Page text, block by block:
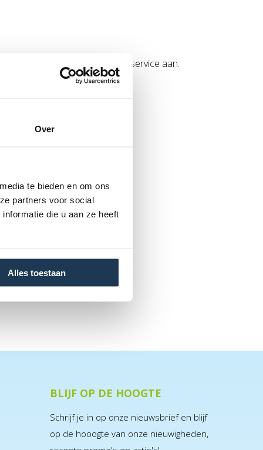
Over
te bieden en om ons
partners voor social
die u aan ze heeft
Alles toestaan
bieden we graag deze extra service aan.
BLIJF OP DE HOOGTE
Schrijf je in op onze nieuwsbrief en blijf
op de hooogte van onze nieuwigheden,